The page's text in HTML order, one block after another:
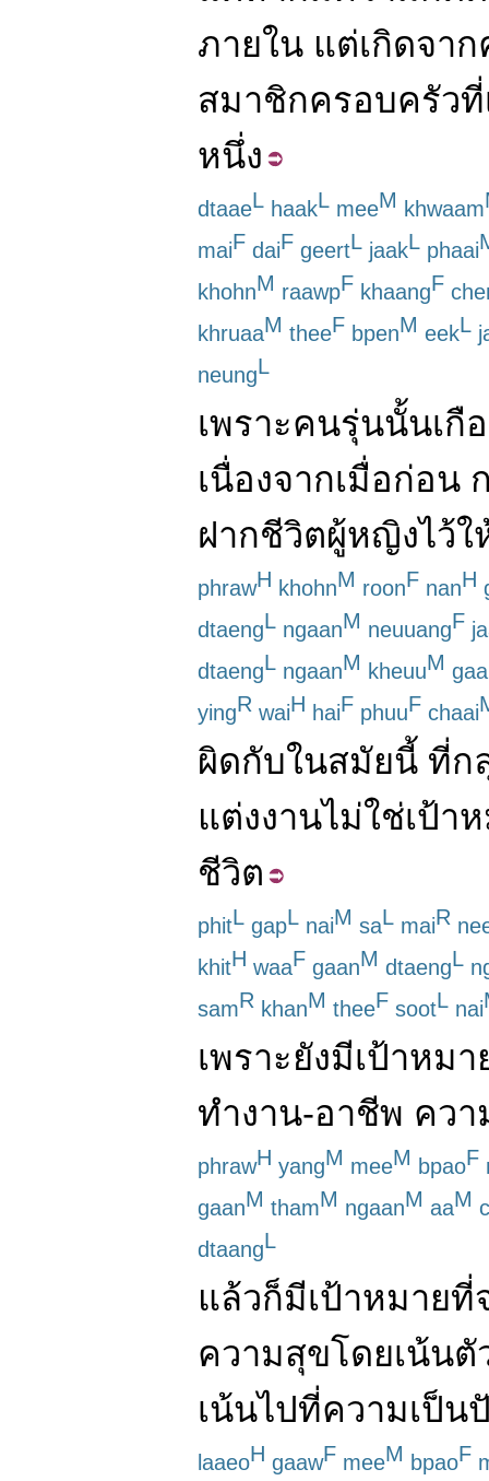
ภายใน แต่เกิดจาก
สมาชิกครอบครัวที่
หนึ่ง
dtaaeL haakL meeM khwaam
maiF daiF geertL jaakL phaai
khohnM raawpF khaangF
khruaaM theeF bpenM eekL
neungL
เพราะคนรุ่นนั้นเกื
เนื่องจากเมื่อก่อน
ฝากชีวิตผู้หญิงไว้ใ
phrawH khohnM roonF nanH
dtaengL ngaanM neuuangF
dtaengL ngaanM kheuuM
yingR waiH haiF phuuF chaai
ผิดกับในสมัยนี้ ที่ก
แต่งงานไม่ใช่เป้า
ชีวิต
phitL gapL naiM saL maiR
khitH waaF gaanM dtaengL
samR khanM theeF sootL nai
เพราะยังมีเป้าหมา
ทำงาน-อาชีพ ควา
phrawH yangM meeM bpaoF
gaanM thamM ngaanM aaM
dtaangL
แล้วก็มีเป้าหมายที่
ความสุขโดยเน้นตั
เน้นไปที่ความเป็น
laaeoH gaawF meeM bpaoF